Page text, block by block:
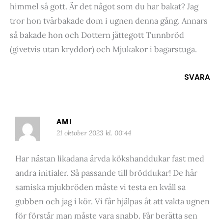
himmel så gott. Är det något som du har bakat? Jag
tror hon tvärbakade dom i ugnen denna gång. Annars
så bakade hon och Dottern jättegott Tunnbröd
(givetvis utan kryddor) och Mjukakor i bagarstuga.
SVARA
AMI
21 oktober 2023 kl. 00:44
Har nästan likadana ärvda kökshanddukar fast med
andra initialer. Så passande till bröddukar! De här
samiska mjukbröden måste vi testa en kväll sa
gubben och jag i kör. Vi får hjälpas åt att vakta ugnen
för förstår man måste vara snabb. Får berätta sen